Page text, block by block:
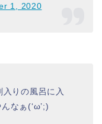
1, 2020
りの風呂に入
なぁ(‘ω’;)